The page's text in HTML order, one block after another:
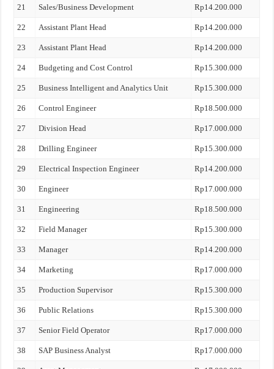
21 Sales/Business Development Rp14.200.000
22 Assistant Plant Head Rp14.200.000
23 Assistant Plant Head Rp14.200.000
24 Budgeting and Cost Control Rp15.300.000
25 Business Intelligent and Analytics Unit Rp15.300.000
26 Control Engineer Rp18.500.000
27 Division Head Rp17.000.000
28 Drilling Engineer Rp15.300.000
29 Electrical Inspection Engineer Rp14.200.000
30 Engineer Rp17.000.000
31 Engineering Rp18.500.000
32 Field Manager Rp15.300.000
33 Manager Rp14.200.000
34 Marketing Rp17.000.000
35 Production Supervisor Rp15.300.000
36 Public Relations Rp15.300.000
37 Senior Field Operator Rp17.000.000
38 SAP Business Analyst Rp17.000.000